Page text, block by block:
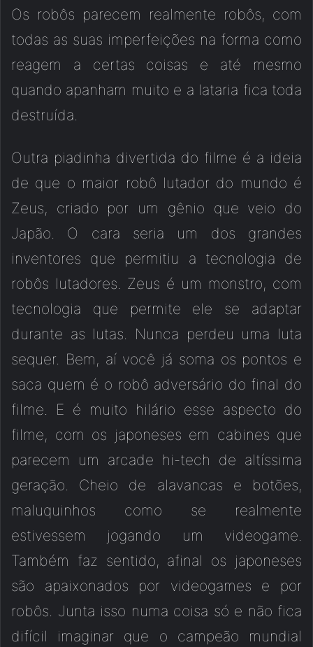
Os robôs parecem realmente robôs, com
todas as suas imperfeições na forma como
reagem a certas coisas e até mesmo
quando apanham muito e a lataria fica toda
destruída.
Outra piadinha divertida do filme é a ideia
de que o maior robô lutador do mundo é
Zeus, criado por um gênio que veio do
Japão. O cara seria um dos grandes
inventores que permitiu a tecnologia de
robôs lutadores. Zeus é um monstro, com
tecnologia que permite ele se adaptar
durante as lutas. Nunca perdeu uma luta
sequer. Bem, aí você já soma os pontos e
saca quem é o robô adversário do final do
filme. E é muito hilário esse aspecto do
filme, com os japoneses em cabines que
parecem um arcade hi-tech de altíssima
geração. Cheio de alavancas e botões,
maluquinhos como se realmente
estivessem jogando um videogame.
Também faz sentido, afinal os japoneses
são apaixonados por videogames e por
robôs. Junta isso numa coisa só e não fica
difícil imaginar que o campeão mundial